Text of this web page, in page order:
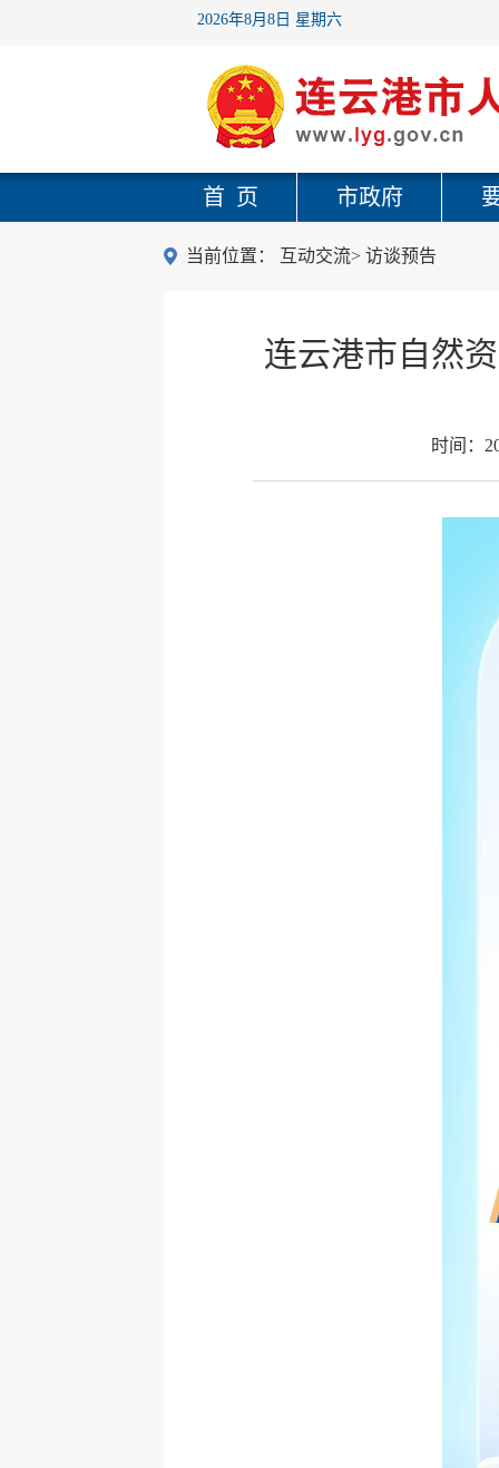
2026年8月8日 星期六
首 页 市政府
当前位置： 互动交流> 访谈预告
连云港市自然
时间：